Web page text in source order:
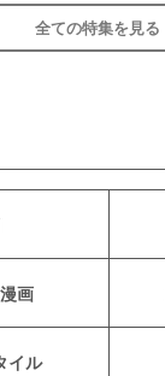
全ての特集を見る
画
イル